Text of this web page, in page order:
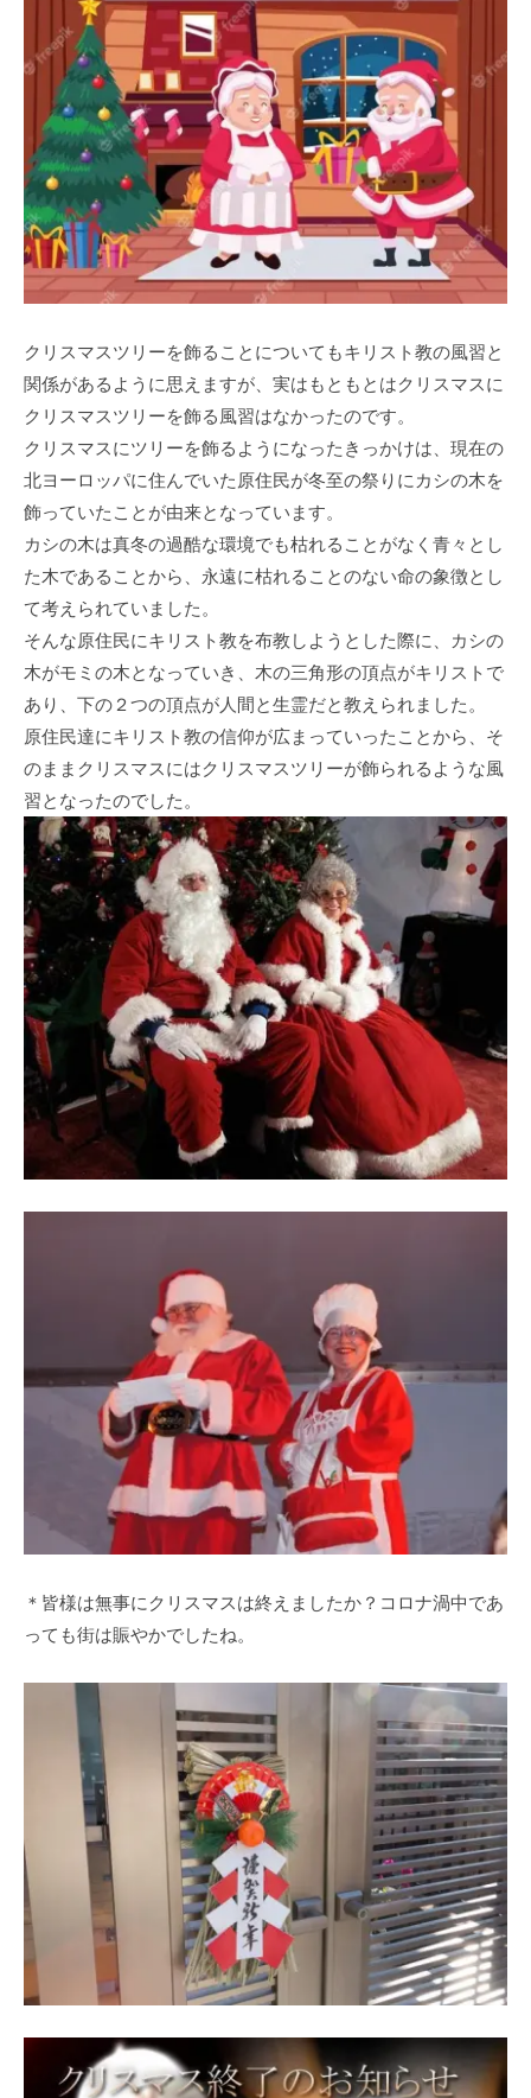
クリスマスツリーを飾ることについてもキリスト教の風習と
関係があるように思えますが、実はもともとはクリスマスに
クリスマスツリーを飾る風習はなかったのです。
クリスマスにツリーを飾るようになったきっかけは、現在の
北ヨーロッパに住んでいた原住民が冬至の祭りにカシの木を
飾っていたことが由来となっています。
カシの木は真冬の過酷な環境でも枯れることがなく青々とし
た木であることから、永遠に枯れることのない命の象徴とし
て考えられていました。
そんな原住民にキリスト教を布教しようとした際に、カシの
木がモミの木となっていき、木の三角形の頂点がキリストで
あり、下の２つの頂点が人間と生霊だと教えられました。
原住民達にキリスト教の信仰が広まっていったことから、そ
のままクリスマスにはクリスマスツリーが飾られるような風
習となったのでした。
＊皆様は無事にクリスマスは終えましたか？コロナ渦中であ
っても街は賑やかでしたね。